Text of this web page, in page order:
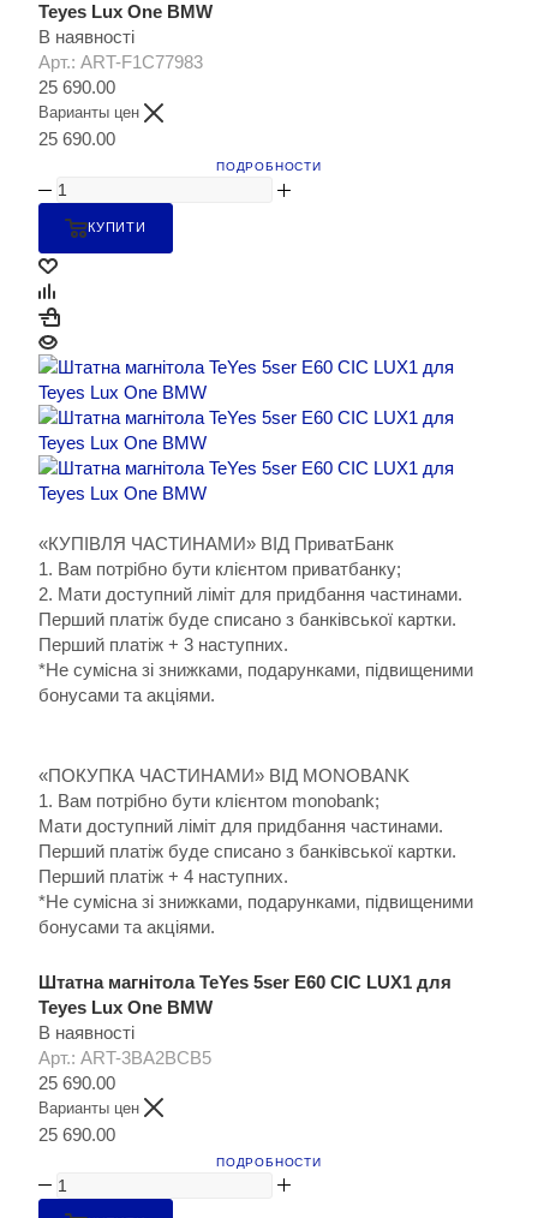
Teyes Lux One BMW
В наявності
Арт.: ART-F1C77983
25 690.00
Варианты цен
25 690.00
ПОДРОБНОСТИ
КУПИТИ
«КУПІВЛЯ ЧАСТИНАМИ» ВІД ПриватБанк
1. Вам потрібно бути клієнтом приватбанку;
2. Мати доступний ліміт для придбання частинами.
Перший платіж буде списано з банківської картки.
Перший платіж + 3 наступних.
*Не сумісна зі знижками, подарунками, підвищеними
бонусами та акціями.
«ПОКУПКА ЧАСТИНАМИ» ВІД MONOBANK
1. Вам потрібно бути клієнтом monobank;
Мати доступний ліміт для придбання частинами.
Перший платіж буде списано з банківської картки.
Перший платіж + 4 наступних.
*Не сумісна зі знижками, подарунками, підвищеними
бонусами та акціями.
Штатна магнітола TeYes 5ser E60 CIC LUX1 для
Teyes Lux One BMW
В наявності
Арт.: ART-3BA2BCB5
25 690.00
Варианты цен
25 690.00
ПОДРОБНОСТИ